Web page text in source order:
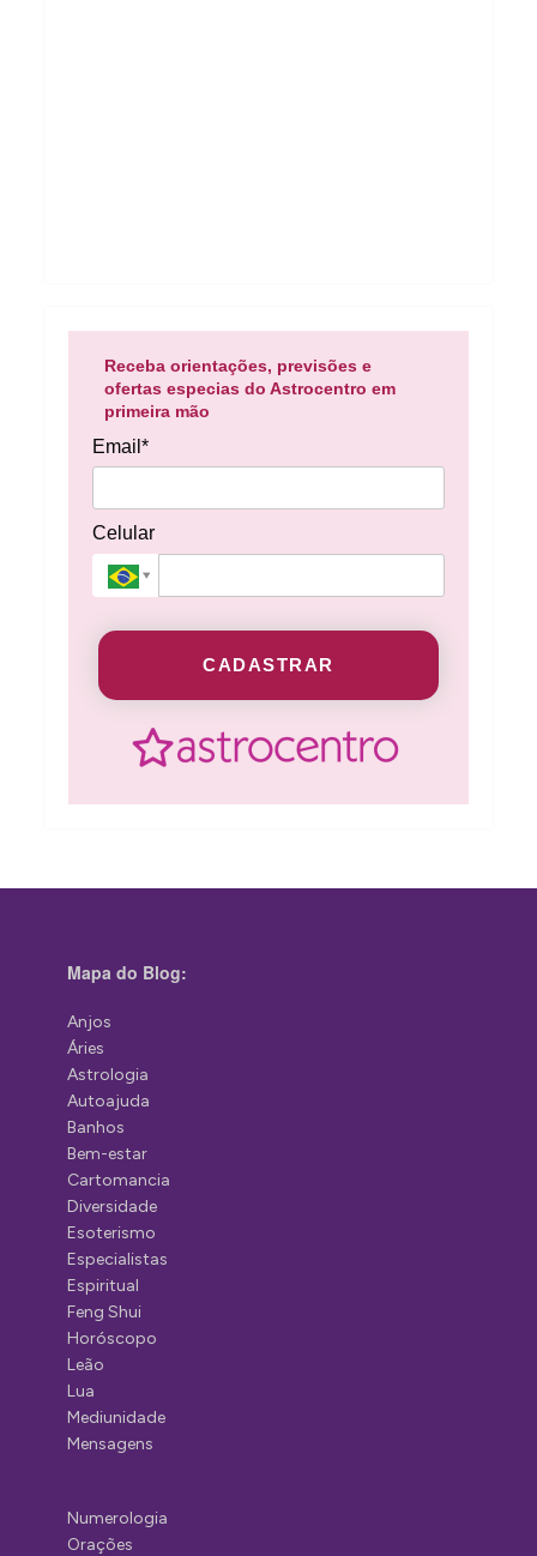
Receba orientações, previsões e
ofertas especias do Astrocentro em
primeira mão
Email*
Celular
CADASTRAR
Mapa do Blog:
Anjos
Áries
Astrologia
Autoajuda
Banhos
Bem-estar
Cartomancia
Diversidade
Esoterismo
Especialistas
Espiritual
Feng Shui
Horóscopo
Leão
Lua
Mediunidade
Mensagens
Numerologia
Orações